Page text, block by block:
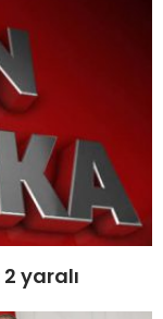
yaralı